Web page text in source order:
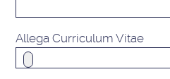
Allega Curriculum Vitae